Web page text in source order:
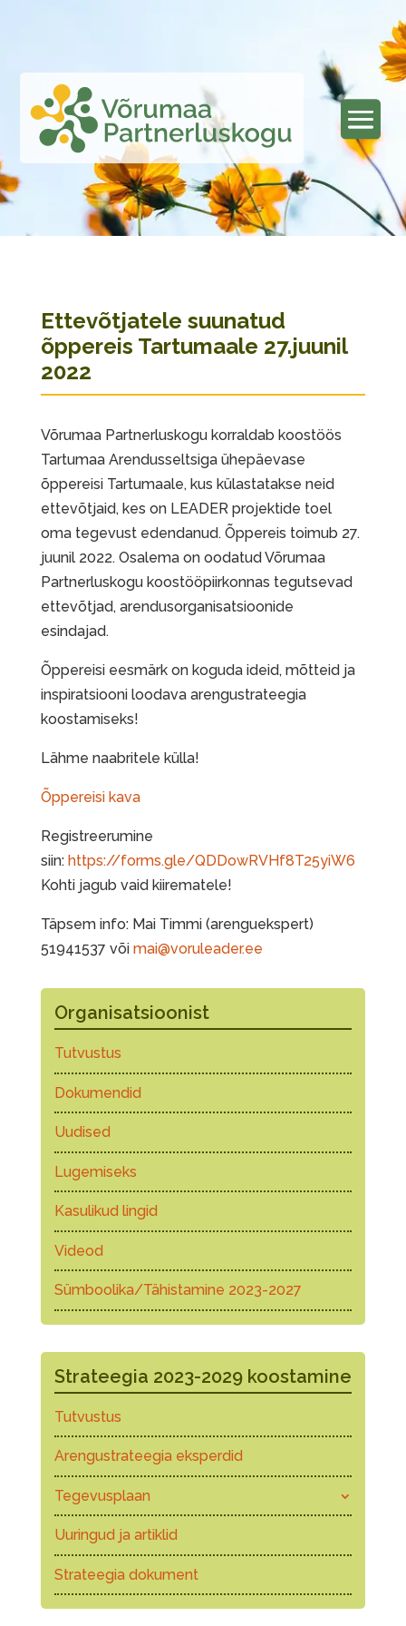
Ettevõtjatele suunatud
õppereis Tartumaale 27.juunil
2022
Võrumaa Partnerluskogu korraldab koostöös
Tartumaa Arendusseltsiga ühepäevase
õppereisi Tartumaale, kus külastatakse neid
ettevõtjaid, kes on LEADER projektide toel
oma tegevust edendanud. Õppereis toimub 27.
juunil 2022. Osalema on oodatud Võrumaa
Partnerluskogu koostööpiirkonnas tegutsevad
ettevõtjad, arendusorganisatsioonide
esindajad.
Õppereisi eesmärk on koguda ideid, mõtteid ja
inspiratsiooni loodava arengustrateegia
koostamiseks!
Lähme naabritele külla!
Õppereisi kava
Registreerumine
siin: https://forms.gle/QDDowRVHf8T25yiW6
Kohti jagub vaid kiirematele!
Täpsem info: Mai Timmi (arenguekspert)
51941537 või mai@voruleader.ee
Organisatsioonist
Tutvustus
Dokumendid
Uudised
Lugemiseks
Kasulikud lingid
Videod
Sümboolika/Tähistamine 2023-2027
Strateegia 2023-2029 koostamine
Tutvustus
Arengustrateegia eksperdid
Tegevusplaan
Uuringud ja artiklid
Strateegia dokument